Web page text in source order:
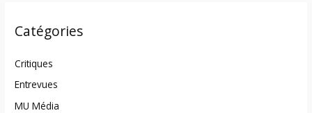
Catégories
Critiques
Entrevues
MU Média